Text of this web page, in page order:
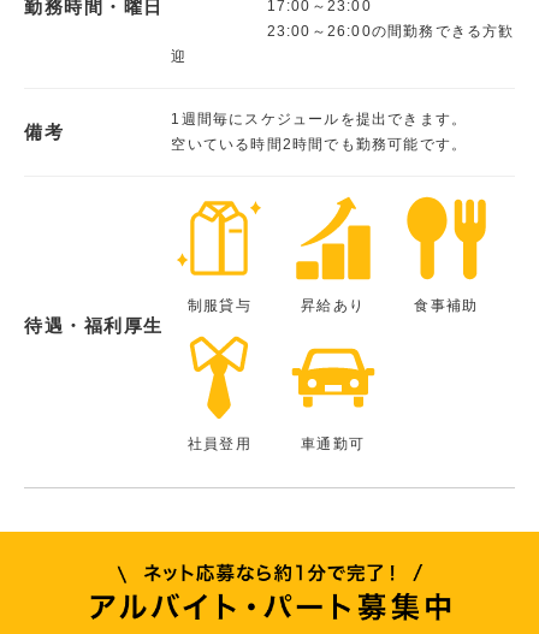
勤務時間・曜日
17:00～23:00
23:00～26:00の間勤務できる方歓
迎
備考
1週間毎にスケジュールを提出できます。
空いている時間2時間でも勤務可能です。
待遇・福利厚生
制服貸与 昇給あり 食事補助
社員登用 車通勤可